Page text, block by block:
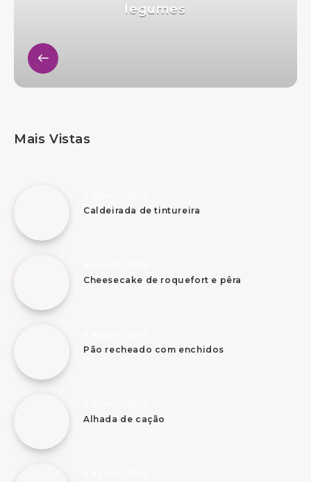
legumes
Mais Vistas
Caldeirada de tintureira
Cheesecake de roquefort e pêra
Pão recheado com enchidos
Alhada de cação